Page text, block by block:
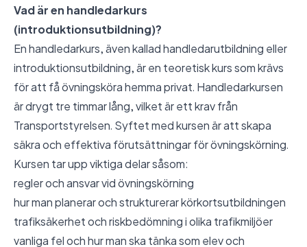
Vad är en handledarkurs
(introduktionsutbildning)?
En handledarkurs, även kallad handledarutbildning eller
introduktionsutbildning, är en teoretisk kurs som krävs
för att få övningsköra hemma privat. Handledarkursen
är drygt tre timmar lång, vilket är ett krav från
Transportstyrelsen. Syftet med kursen är att skapa
säkra och effektiva förutsättningar för övningskörning.
Kursen tar upp viktiga delar såsom:
regler och ansvar vid övningskörning
hur man planerar och strukturerar körkortsutbildningen
trafiksäkerhet och riskbedömning i olika trafikmiljöer
vanliga fel och hur man ska tänka som elev och